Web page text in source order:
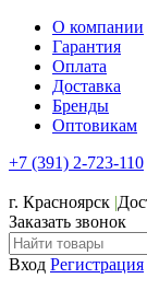
О компании
Гарантия
Оплата
Доставка
Бренды
Оптовикам
+7 (391) 2-723-110
г. Красноярск |
Заказать звонок
Вход Регистрация